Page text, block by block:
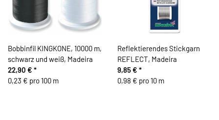
Bobbinfil KINGKONE, 10000 m,
schwarz und weiß, Madeira
22,90 € *
0,23 € pro 100 m
Reflektierendes Stickgarn
REFLECT, Madeira
9,85 € *
0,98 € pro 10 m